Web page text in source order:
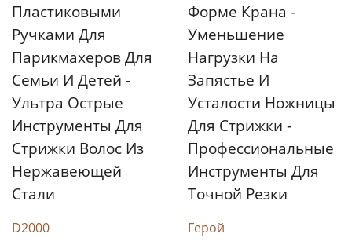
Пластиковыми
Ручками Для
Парикмахеров Для
Семьи И Детей -
Ультра Острые
Инструменты Для
Стрижки Волос Из
Нержавеющей
Стали
D2000
Форме Крана -
Уменьшение
Нагрузки На
Запястье И
Усталости Ножницы
Для Стрижки -
Профессиональные
Инструменты Для
Точной Резки
Герой